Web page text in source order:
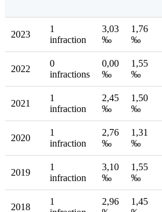
2023
1
infraction
3,03
‰
1,76
‰
2022
0
infractions
0,00
‰
1,55
‰
2021
1
infraction
2,45
‰
1,50
‰
2020
1
infraction
2,76
‰
1,31
‰
2019
1
infraction
3,10
‰
1,55
‰
2018
1
2,96
1,45